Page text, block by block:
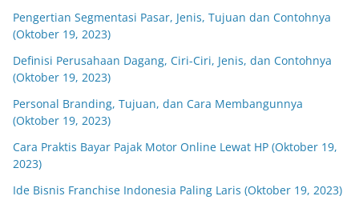
Pengertian Segmentasi Pasar, Jenis, Tujuan dan Contohnya
(Oktober 19, 2023)
Definisi Perusahaan Dagang, Ciri-Ciri, Jenis, dan Contohnya
(Oktober 19, 2023)
Personal Branding, Tujuan, dan Cara Membangunnya
(Oktober 19, 2023)
Cara Praktis Bayar Pajak Motor Online Lewat HP (Oktober 19,
2023)
Ide Bisnis Franchise Indonesia Paling Laris (Oktober 19, 2023)